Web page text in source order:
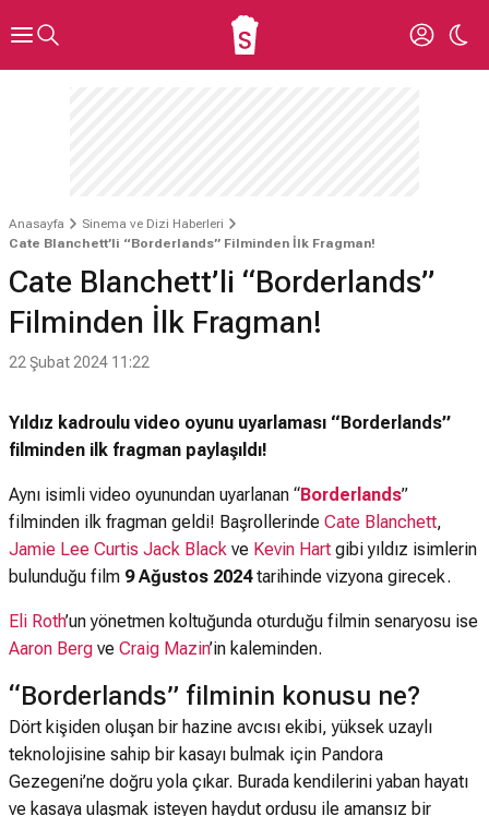
Anasayfa
Sinema ve Dizi Haberleri
Cate Blanchett’li “Borderlands” Filminden İlk Fragman!
Cate Blanchett’li “Borderlands”
Filminden İlk Fragman!
22 Şubat 2024 11:22
Yıldız kadroulu video oyunu uyarlaması “Borderlands”
filminden ilk fragman paylaşıldı!
Aynı isimli video oyunundan uyarlanan “Borderlands”
filminden ilk fragman geldi! Başrollerinde Cate Blanchett,
Jamie Lee Curtis Jack Black ve Kevin Hart gibi yıldız isimlerin
bulunduğu film 9 Ağustos 2024tarihinde vizyona girecek.
Eli Roth’un yönetmen koltuğunda oturduğu filmin senaryosu ise
Aaron Berg ve Craig Mazin’in kaleminden.
“Borderlands” filminin konusu ne?
Dört kişiden oluşan bir hazine avcısı ekibi, yüksek uzaylı
teknolojisine sahip bir kasayı bulmak için Pandora
Gezegeni’ne doğru yola çıkar. Burada kendilerini yaban hayatı
ve kasaya ulaşmak isteyen haydut ordusu ile amansız bir